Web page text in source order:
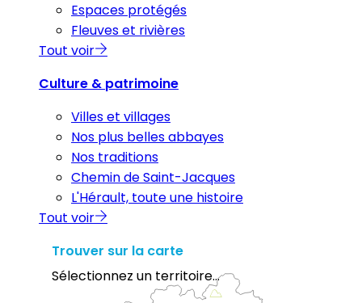
Espaces protégés
Fleuves et rivières
Tout voir
Culture & patrimoine
Villes et villages
Nos plus belles abbayes
Nos traditions
Chemin de Saint-Jacques
L'Hérault, toute une histoire
Tout voir
Trouver sur la carte
Sélectionnez un territoire...